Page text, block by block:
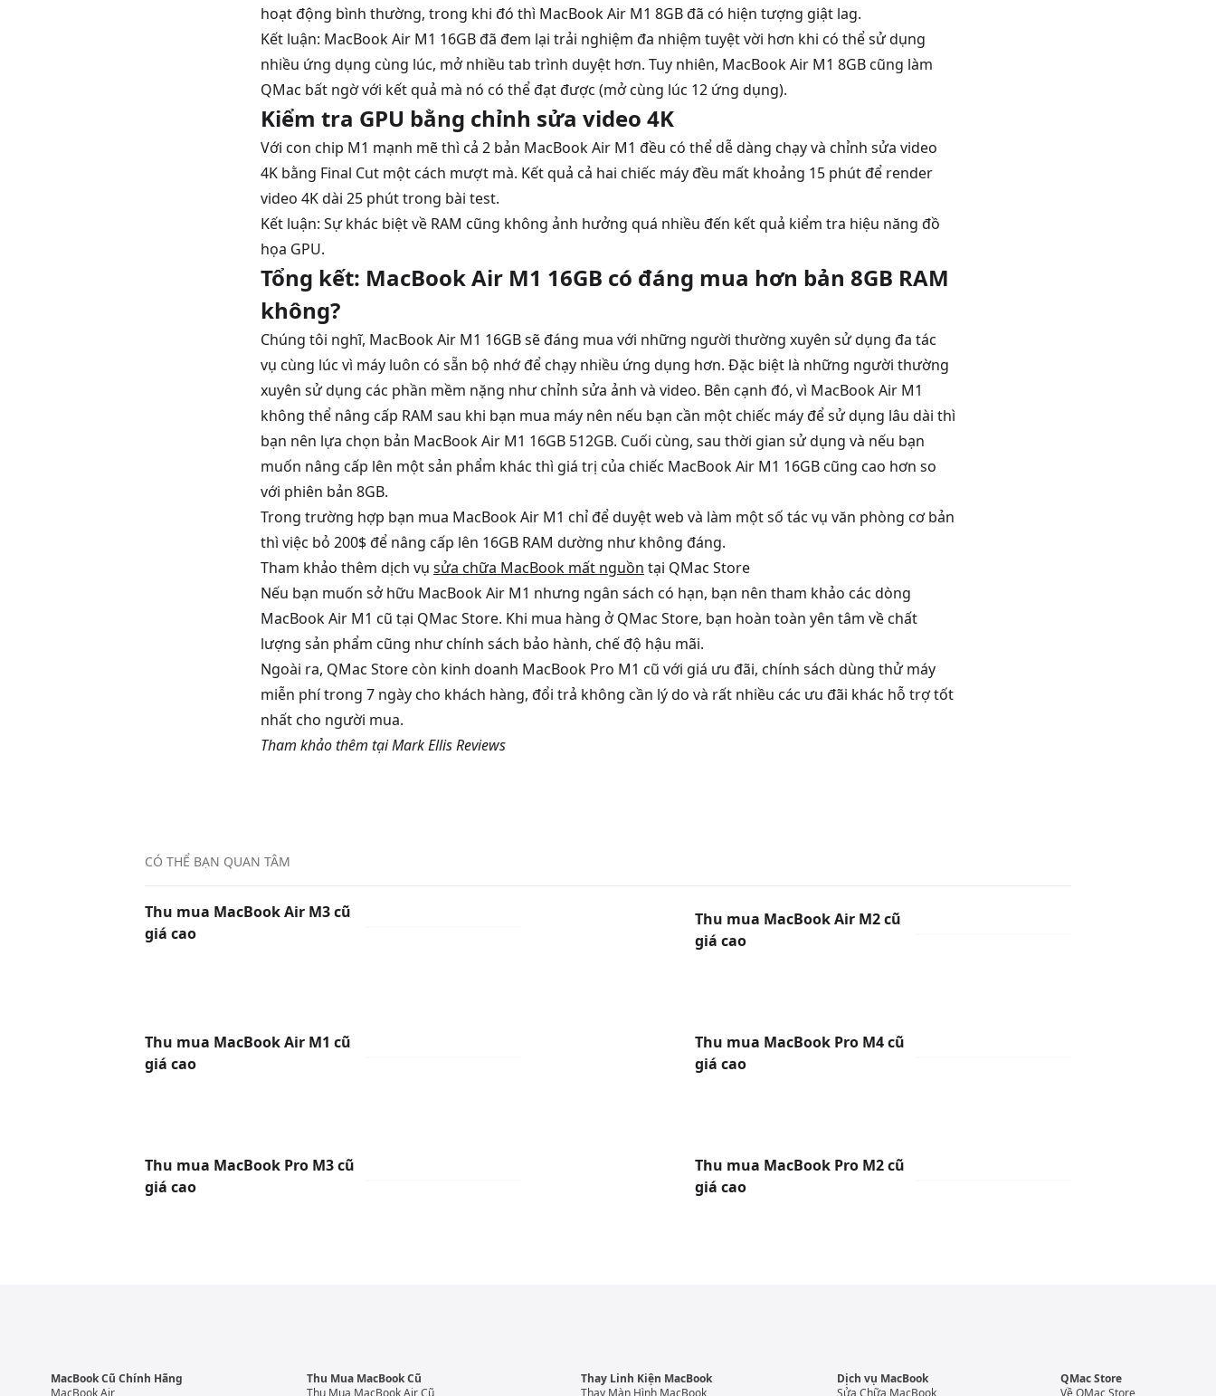
hoạt động bình thường, trong khi đó thì MacBook Air M1 8GB đã có hiện tượng giật lag.
Kết luận: MacBook Air M1 16GB đã đem lại trải nghiệm đa nhiệm tuyệt vời hơn khi có thể sử dụng
nhiều ứng dụng cùng lúc, mở nhiều tab trình duyệt hơn. Tuy nhiên, MacBook Air M1 8GB cũng làm
QMac bất ngờ với kết quả mà nó có thể đạt được (mở cùng lúc 12 ứng dụng).
Kiểm tra GPU bằng chỉnh sửa video 4K
Với con chip M1 mạnh mẽ thì cả 2 bản MacBook Air M1 đều có thể dễ dàng chạy và chỉnh sửa video
4K bằng Final Cut một cách mượt mà. Kết quả cả hai chiếc máy đều mất khoảng 15 phút để render
video 4K dài 25 phút trong bài test.
Kết luận: Sự khác biệt về RAM cũng không ảnh hưởng quá nhiều đến kết quả kiểm tra hiệu năng đồ
họa GPU.
Tổng kết: MacBook Air M1 16GB có đáng mua hơn bản 8GB RAM
không?
Chúng tôi nghĩ, MacBook Air M1 16GB sẽ đáng mua với những người thường xuyên sử dụng đa tác
vụ cùng lúc vì máy luôn có sẵn bộ nhớ để chạy nhiều ứng dụng hơn. Đặc biệt là những người thường
xuyên sử dụng các phần mềm nặng như chỉnh sửa ảnh và video. Bên cạnh đó, vì MacBook Air M1
không thể nâng cấp RAM sau khi bạn mua máy nên nếu bạn cần một chiếc máy để sử dụng lâu dài thì
bạn nên lựa chọn bản MacBook Air M1 16GB 512GB. Cuối cùng, sau thời gian sử dụng và nếu bạn
muốn nâng cấp lên một sản phẩm khác thì giá trị của chiếc MacBook Air M1 16GB cũng cao hơn so
với phiên bản 8GB.
Trong trường hợp bạn mua MacBook Air M1 chỉ để duyệt web và làm một số tác vụ văn phòng cơ bản
thì việc bỏ 200$ để nâng cấp lên 16GB RAM dường như không đáng.
Tham khảo thêm dịch vụ sửa chữa MacBook mất nguồn tại QMac Store
Nếu bạn muốn sở hữu MacBook Air M1 nhưng ngân sách có hạn, bạn nên tham khảo các dòng
MacBook Air M1 cũ tại QMac Store. Khi mua hàng ở QMac Store, bạn hoàn toàn yên tâm về chất
lượng sản phẩm cũng như chính sách bảo hành, chế độ hậu mãi.
Ngoài ra, QMac Store còn kinh doanh MacBook Pro M1 cũ với giá ưu đãi, chính sách dùng thử máy
miễn phí trong 7 ngày cho khách hàng, đổi trả không cần lý do và rất nhiều các ưu đãi khác hỗ trợ tốt
nhất cho người mua.
Tham khảo thêm tạiMark Ellis Reviews
CÓ THỂ BẠN QUAN TÂM
Thu mua MacBook Air M3 cũ
giá cao
Thu mua MacBook Air M2 cũ
giá cao
Thu mua MacBook Air M1 cũ
giá cao
Thu mua MacBook Pro M4 cũ
giá cao
Thu mua MacBook Pro M3 cũ
giá cao
Thu mua MacBook Pro M2 cũ
giá cao
MacBook Cũ Chính Hãng
Thu Mua MacBook Cũ
Thay Linh Kiện MacBook
Dịch vụ MacBook
QMac Store